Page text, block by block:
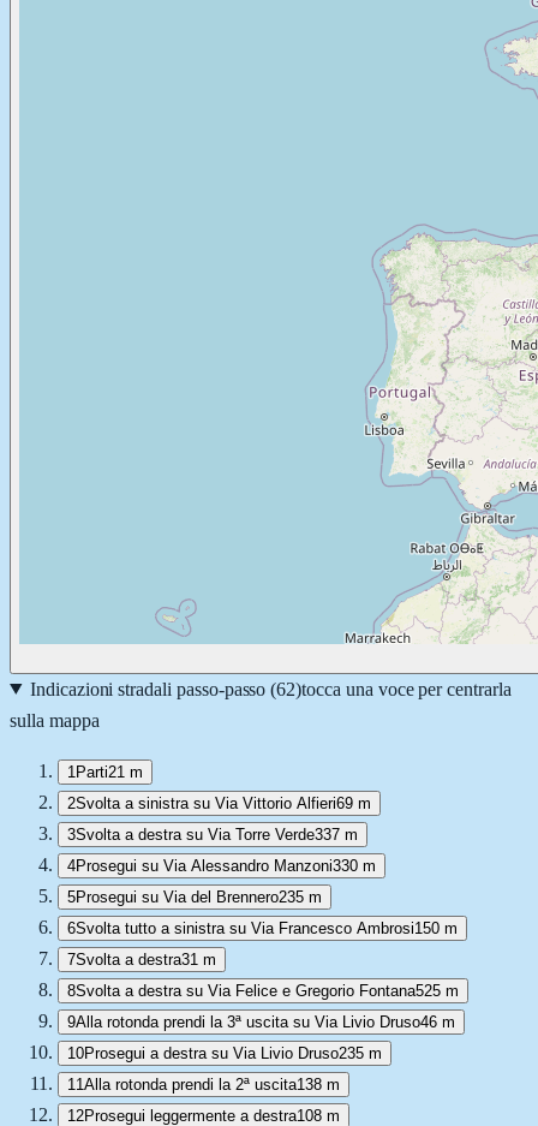
Indicazioni stradali passo-passo (62)tocca una voce per centrarla
sulla mappa
1 Parti21 m
2Svolta a sinistra su Via Vittorio Alfieri69 m
3Svolta a destra su Via Torre Verde337 m
4Prosegui su Via Alessandro Manzoni330 m
5Prosegui su Via del Brennero235 m
6Svolta tutto a sinistra su Via Francesco Ambrosi150 m
7Svolta a destra31 m
8Svolta a destra su Via Felice e Gregorio Fontana525 m
9Alla rotonda prendi la 3ª uscita su Via Livio Druso46 m
10Prosegui a destra su Via Livio Druso235 m
11Alla rotonda prendi la 2ª uscita138 m
12Prosegui leggermente a destra108 m